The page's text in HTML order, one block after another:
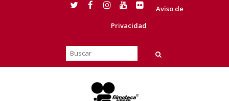
Aviso de
Privacidad